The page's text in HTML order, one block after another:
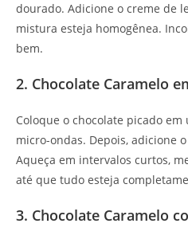
dourado. Adicione o creme de
mistura esteja homogênea.
bem.
2. Chocolate Caramelo
Coloque o chocolate picado
micro-ondas. Depois, adicione
Aqueça em intervalos curtos,
até que tudo esteja
3. Chocolate Caramelo